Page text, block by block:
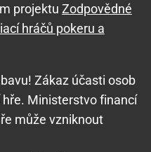
projektu Zodpovědné
hráčů pokeru a
Zákaz účasti osob
Ministerstvo financí
může vzniknout